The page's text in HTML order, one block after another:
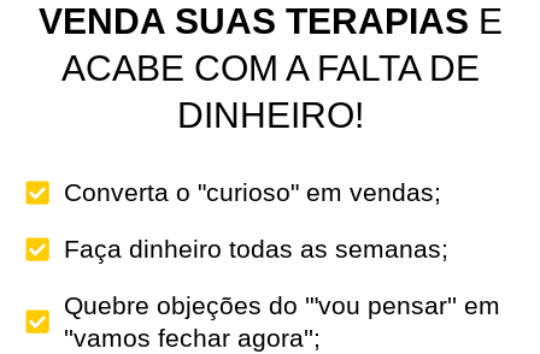
VENDA SUAS TERAPIAS E
ACABE COM A FALTA DE
DINHEIRO!
Converta o "curioso" em vendas;
Faça dinheiro todas as semanas;
Quebre objeções do '"vou pensar'' em
''vamos fechar agora'';